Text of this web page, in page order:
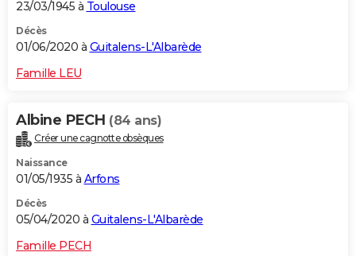
23/03/1945 à Toulouse
Décès
01/06/2020 à Guitalens-L'Albarède
Famille LEU
Albine PECH (84 ans)
Créer une cagnotte obsèques
Naissance
01/05/1935 à Arfons
Décès
05/04/2020 à Guitalens-L'Albarède
Famille PECH